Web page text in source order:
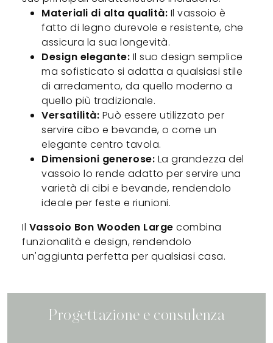
Materiali di alta qualità: Il vassoio è
fatto di legno durevole e resistente, che
assicura la sua longevità.
Design elegante: Il suo design semplice
ma sofisticato si adatta a qualsiasi stile
di arredamento, da quello moderno a
quello più tradizionale.
Versatilità: Può essere utilizzato per
servire cibo e bevande, o come un
elegante centro tavola.
Dimensioni generose: La grandezza del
vassoio lo rende adatto per servire una
varietà di cibi e bevande, rendendolo
ideale per feste e riunioni.
Il Vassoio Bon Wooden Large combina
funzionalità e design, rendendolo
un'aggiunta perfetta per qualsiasi casa.
Progettazione e consulenza